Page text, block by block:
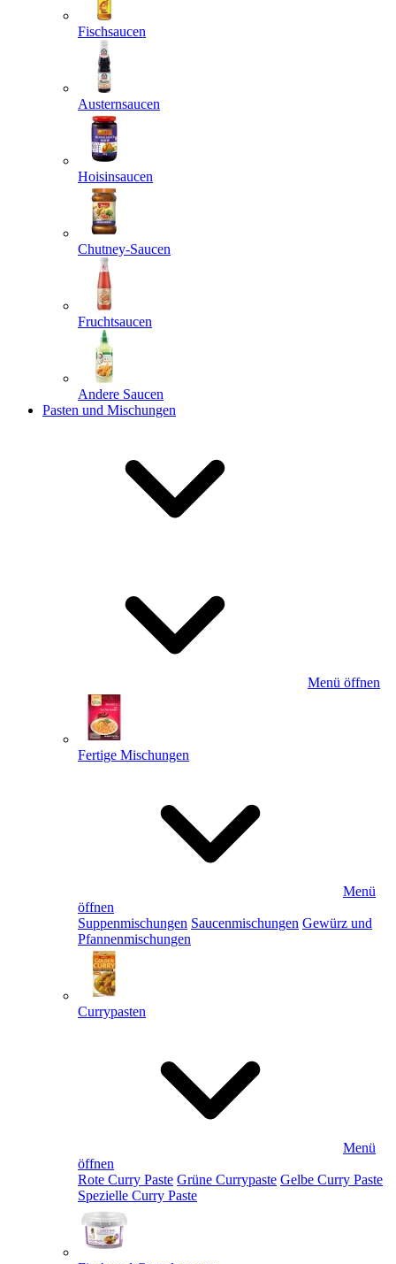
Fischsaucen
Austernsaucen
Hoisinsaucen
Chutney-Saucen
Fruchtsaucen
Andere Saucen
Pasten und Mischungen
Menü öffnen
Fertige Mischungen
Menü
öffnen
Suppenmischungen Saucenmischungen Gewürz und
Pfannenmischungen
Currypasten
Menü
öffnen
Rote Curry Paste Grüne Currypaste Gelbe Curry Paste
Spezielle Curry Paste